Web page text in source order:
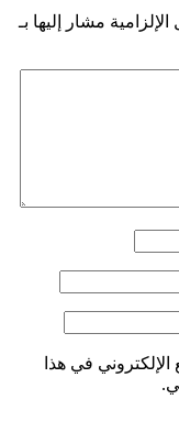
الإلزامية مشار إليها بـ
في هذا